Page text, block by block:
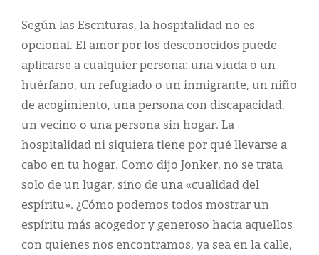
Según las Escrituras, la hospitalidad no es
opcional. El amor por los desconocidos puede
aplicarse a cualquier persona: una viuda o un
huérfano, un refugiado o un inmigrante, un niño
de acogimiento, una persona con discapacidad,
un vecino o una persona sin hogar. La
hospitalidad ni siquiera tiene por qué llevarse a
cabo en tu hogar. Como dijo Jonker, no se trata
solo de un lugar, sino de una «cualidad del
espíritu». ¿Cómo podemos todos mostrar un
espíritu más acogedor y generoso hacia aquellos
con quienes nos encontramos, ya sea en la calle,